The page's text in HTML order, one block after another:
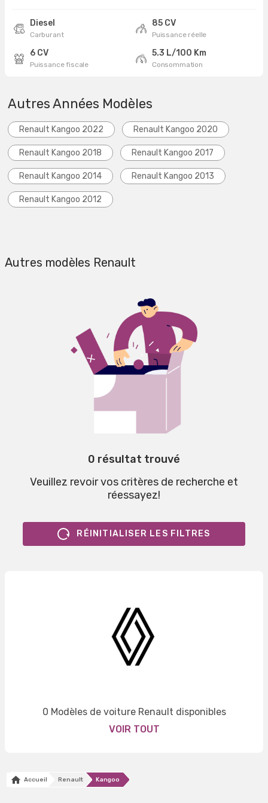
Diesel
Carburant
85 CV
Puissance réelle
6 CV
Puissance fiscale
5.3 L/100 Km
Consommation
Autres Années Modèles
Renault Kangoo 2022 Renault Kangoo 2020
Renault Kangoo 2018 Renault Kangoo 2017
Renault Kangoo 2014 Renault Kangoo 2013
Renault Kangoo 2012
Autres modèles Renault
0 résultat trouvé
Veuillez revoir vos critères de recherche et
réessayez!
RÉINITIALISER LES FILTRES
0 Modèles de voiture Renault disponibles
VOIR TOUT
Accueil Renault Kangoo